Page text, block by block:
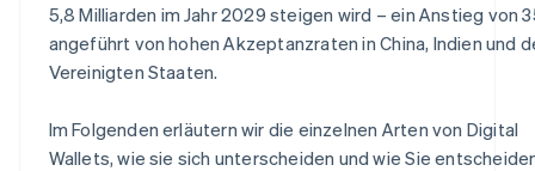
5,8 Milliarden im Jahr 2029 steigen wird – ein Anstieg von
angeführt von hohen Akzeptanzraten in China, Indien und
Vereinigten Staaten.
Im Folgenden erläutern wir die einzelnen Arten von Digital
Wallets, wie sie sich unterscheiden und wie Sie